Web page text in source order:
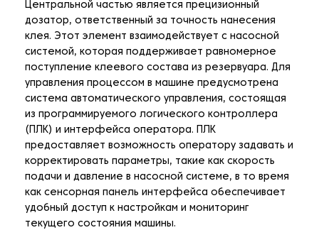
Центральной частью является прецизионный
дозатор, ответственный за точность нанесения
клея. Этот элемент взаимодействует с насосной
системой, которая поддерживает равномерное
поступление клеевого состава из резервуара. Для
управления процессом в машине предусмотрена
система автоматического управления, состоящая
из программируемого логического контроллера
(ПЛК) и интерфейса оператора. ПЛК
предоставляет возможность оператору задавать и
корректировать параметры, такие как скорость
подачи и давление в насосной системе, в то время
как сенсорная панель интерфейса обеспечивает
удобный доступ к настройкам и мониторинг
текущего состояния машины.